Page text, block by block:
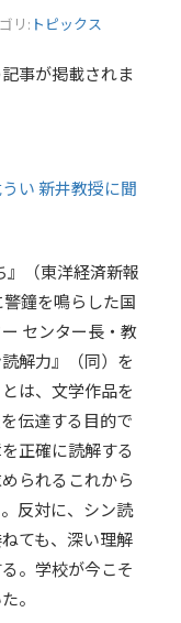
リ: トピックス
事が掲載されま
い 新井教授に聞
』（東洋経済新報
鐘を鳴らした国
センター長・教
解力』（同）を
は、文学作品を
伝達する目的で
正確に読解する
られるこれから
反対に、シン読
ても、深い理解
。学校が今こそ
。